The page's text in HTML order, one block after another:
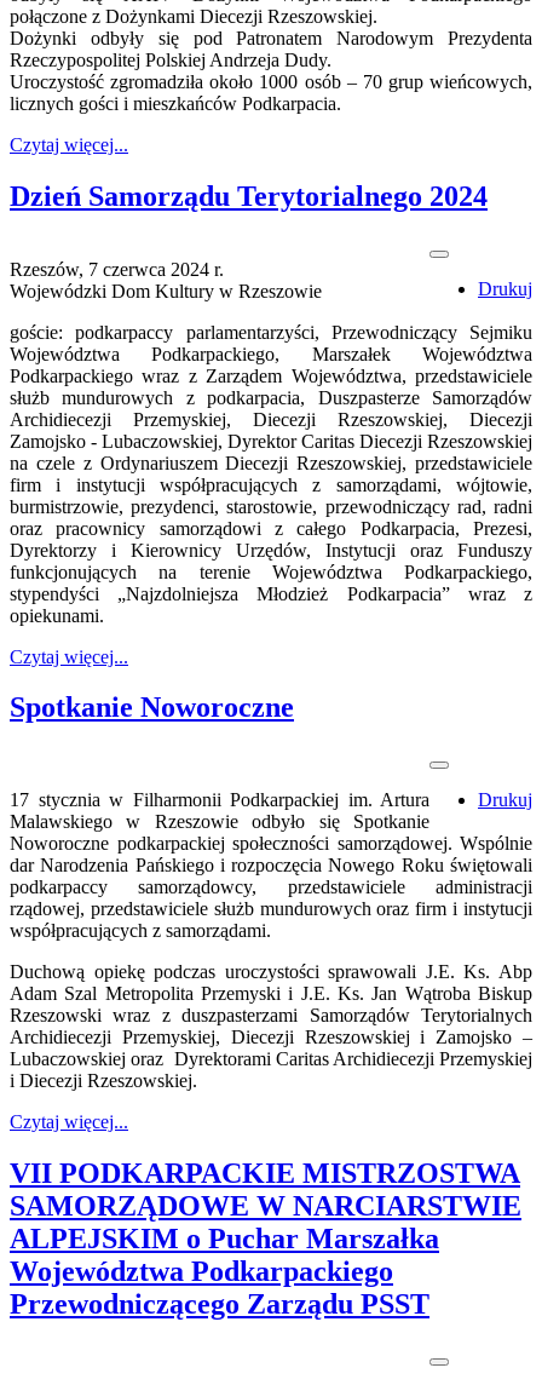
połączone z Dożynkami Diecezji Rzeszowskiej.
Dożynki odbyły się pod Patronatem Narodowym Prezydenta
Rzeczypospolitej Polskiej Andrzeja Dudy.
Uroczystość zgromadziła około 1000 osób – 70 grup wieńcowych,
licznych gości i mieszkańców Podkarpacia.
Czytaj więcej...
Dzień Samorządu Terytorialnego 2024
Drukuj
Rzeszów, 7 czerwca 2024 r.
Wojewódzki Dom Kultury w Rzeszowie
goście: podkarpaccy parlamentarzyści, Przewodniczący Sejmiku
Województwa Podkarpackiego, Marszałek Województwa
Podkarpackiego wraz z Zarządem Województwa, przedstawiciele
służb mundurowych z podkarpacia, Duszpasterze Samorządów
Archidiecezji Przemyskiej, Diecezji Rzeszowskiej, Diecezji
Zamojsko - Lubaczowskiej, Dyrektor Caritas Diecezji Rzeszowskiej
na czele z Ordynariuszem Diecezji Rzeszowskiej, przedstawiciele
firm i instytucji współpracujących z samorządami, wójtowie,
burmistrzowie, prezydenci, starostowie, przewodniczący rad, radni
oraz pracownicy samorządowi z całego Podkarpacia, Prezesi,
Dyrektorzy i Kierownicy Urzędów, Instytucji oraz Funduszy
funkcjonujących na terenie Województwa Podkarpackiego,
stypendyści „Najzdolniejsza Młodzież Podkarpacia” wraz z
opiekunami.
Czytaj więcej...
Spotkanie Noworoczne
Drukuj
17 stycznia w Filharmonii Podkarpackiej im. Artura
Malawskiego w Rzeszowie odbyło się Spotkanie
Noworoczne podkarpackiej społeczności samorządowej. Wspólnie
dar Narodzenia Pańskiego i rozpoczęcia Nowego Roku świętowali
podkarpaccy samorządowcy, przedstawiciele administracji
rządowej, przedstawiciele służb mundurowych oraz firm i instytucji
współpracujących z samorządami.
Duchową opiekę podczas uroczystości sprawowali J.E. Ks. Abp
Adam Szal Metropolita Przemyski i J.E. Ks. Jan Wątroba Biskup
Rzeszowski wraz z duszpasterzami Samorządów Terytorialnych
Archidiecezji Przemyskiej, Diecezji Rzeszowskiej i Zamojsko –
Lubaczowskiej oraz Dyrektorami Caritas Archidiecezji Przemyskiej
i Diecezji Rzeszowskiej.
Czytaj więcej...
VII PODKARPACKIE MISTRZOSTWA
SAMORZĄDOWE W NARCIARSTWIE
ALPEJSKIM o Puchar Marszałka
Województwa Podkarpackiego
Przewodniczącego Zarządu PSST